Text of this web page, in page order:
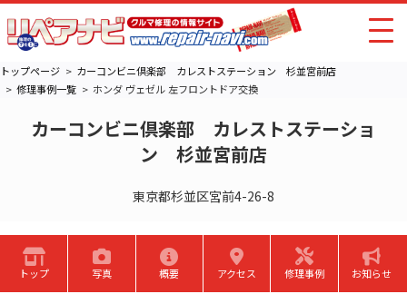
トップページ
カーコンビニ倶楽部 カレストステーション 杉並宮前店
修理事例一覧
ホンダ ヴェゼル 左フロントドア交換
カーコンビニ倶楽部 カレストステーショ
ン 杉並宮前店
東京都杉並区宮前4-26-8
トップ 写真 概要 アクセス 修理事例 お知らせ